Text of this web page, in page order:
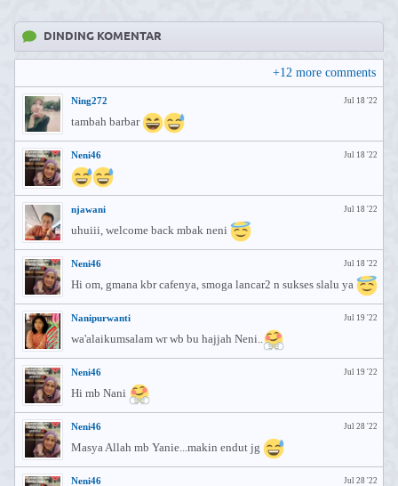
DINDING KOMENTAR
+12 more comments
Jul 18 '22
Ning272
tambah barbar
Jul 18 '22
Neni46
Jul 18 '22
njawani
uhuiii, welcome back mbak neni
Jul 18 '22
Neni46
Hi om, gmana kbr cafenya, smoga lancar2 n sukses slalu ya
Jul 19 '22
Nanipurwanti
wa'alaikumsalam wr wb bu hajjah Neni..
Jul 19 '22
Neni46
Hi mb Nani
Jul 28 '22
Neni46
Masya Allah mb Yanie...makin endut jg
Jul 28 '22
Neni46